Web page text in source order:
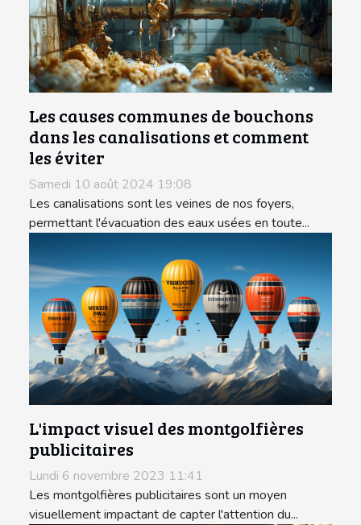
Les causes communes de bouchons
dans les canalisations et comment
les éviter
Samedi 10 août 2024 19:08
Les canalisations sont les veines de nos foyers,
permettant l'évacuation des eaux usées en toute...
L'impact visuel des montgolfières
publicitaires
Lundi 6 novembre 2023 11:41
Les montgolfières publicitaires sont un moyen
visuellement impactant de capter l'attention du...